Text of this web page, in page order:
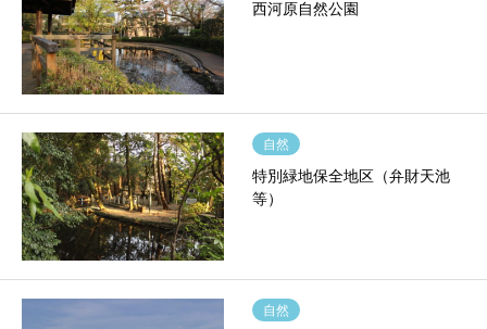
西河原自然公園
自然
特別緑地保全地区（弁財天池
等）
自然